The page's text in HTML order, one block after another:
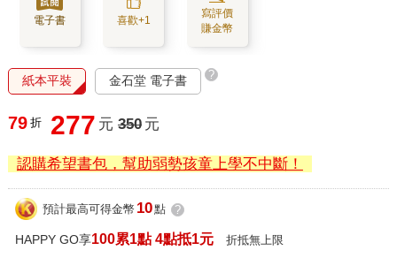
電子書 喜歡+1
寫評價
賺金幣
紙本平裝 金石堂 電子書 ?
79 折 277 元 350 元
認購希望書包，幫助弱勢孩童上學不中斷！
預計最高可得金幣 10點 ?
HAPPY GO享100累1點 4點抵1元 折抵無上限